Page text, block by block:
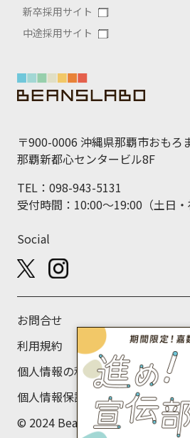
新卒採用サイト
中途採用サイト
〒900-0006 沖縄県那覇市おもろ
那覇新都心センタービル8F
TEL：098-943-5131
受付時間：10:00～19:00（土日・
Social
お問合せ
利用規約
個人情報の利用目的について
個人情報保護方針
© 2024 Beans Labo Co., Ltd.